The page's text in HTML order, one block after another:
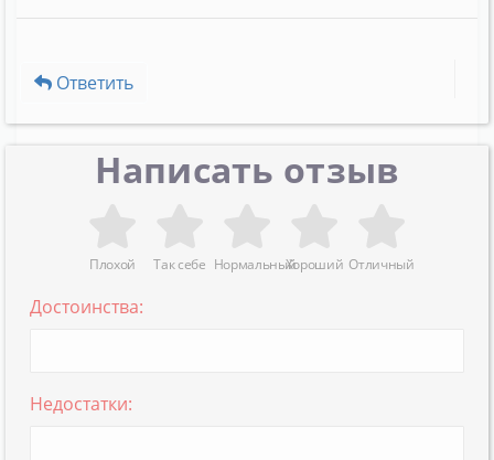
Ответить
Написать отзыв
Плохой Так себе НормальныйХороший Отличный
Достоинства:
Недостатки: